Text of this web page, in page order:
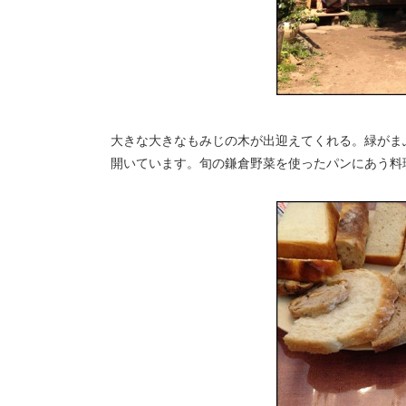
大きな大きなもみじの木が出迎えてくれる。緑が
開いています。旬の鎌倉野菜を使ったパンにあう